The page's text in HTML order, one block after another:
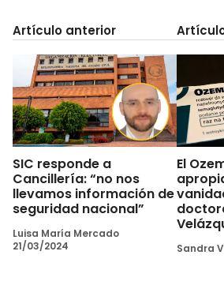
Artículo anterior
SIC responde a
Cancillería: “no nos
llevamos información de
seguridad nacional”
Luisa María Mercado
21/03/2024
El
Sandra